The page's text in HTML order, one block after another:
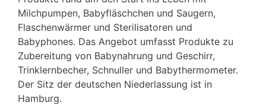
Milchpumpen, Babyfläschchen und Saugern,
Flaschenwärmer und Sterilisatoren und
Babyphones. Das Angebot umfasst Produkte zu
Zubereitung von Babynahrung und Geschirr,
Trinklernbecher, Schnuller und Babythermometer.
Der Sitz der deutschen Niederlassung ist in
Hamburg.